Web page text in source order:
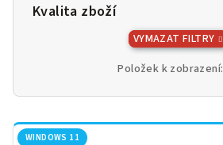
Kvalita zboží
VYMAZAT FILTRY
Položek k zobrazení:
V
WINDOWS 11